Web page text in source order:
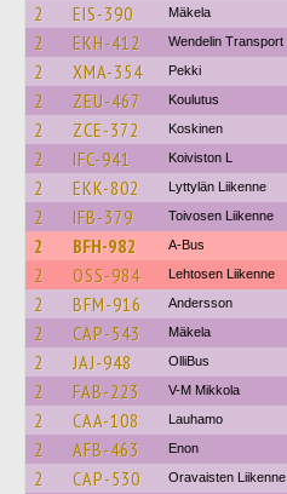
2 EIS-390 Mäkela
2 EKH-412 Wendelin Transport
2 XMA-354 Pekki
2 ZEU-467 Koulutus
2 ZCE-372 Koskinen
2 IFC-941 Koiviston L
2 EKK-802 Lyttylän Liikenne
2 IFB-379 Toivosen Liikenne
2 BFH-982 A-Bus
2 OSS-984 Lehtosen Liikenne
2 BFM-916 Andersson
2 CAP-543 Mäkela
2 JAJ-948 OlliBus
2 FAB-223 V-M Mikkola
2 CAA-108 Lauhamo
2 AFB-463 Enon
2 CAP-530 Oravaisten Liikenne